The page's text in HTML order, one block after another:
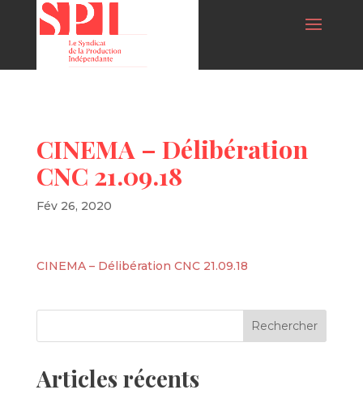
CINEMA – Délibération
CNC 21.09.18
Fév 26, 2020
CINEMA – Délibération CNC 21.09.18
Articles récents